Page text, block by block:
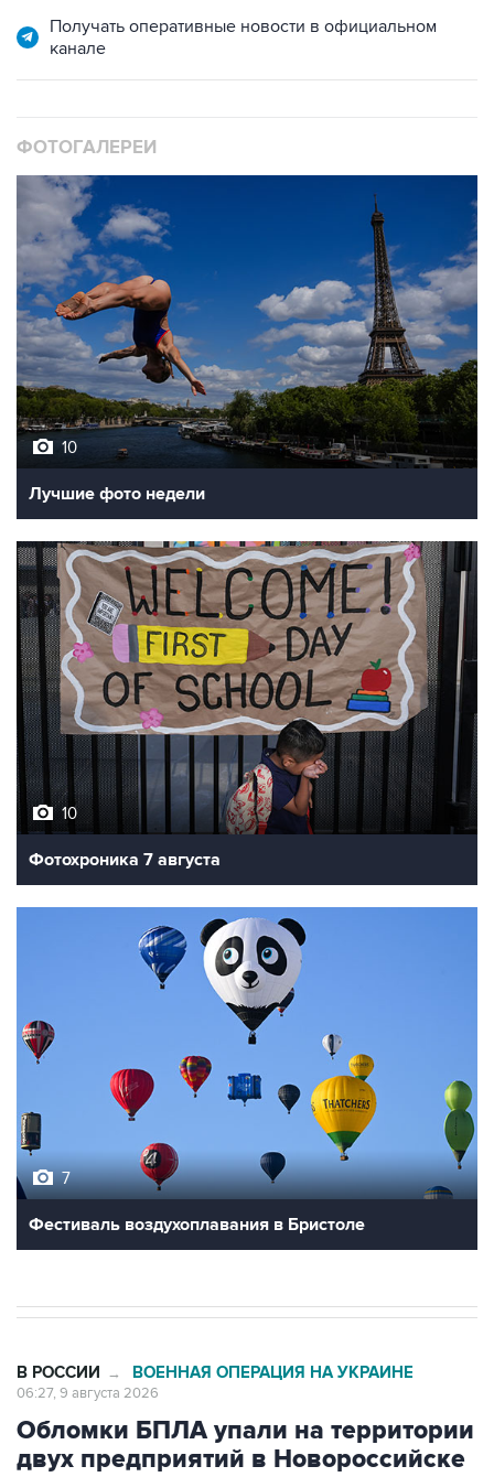
Получать оперативные новости в официальном
канале
ФОТОГАЛЕРЕИ
10
Лучшие фото недели
10
Фотохроника 7 августа
7
Фестиваль воздухоплавания в Бристоле
В РОССИИ → ВОЕННАЯ ОПЕРАЦИЯ НА УКРАИНЕ
06:27, 9 августа 2026
Обломки БПЛА упали на территории
двух предприятий в Новороссийске